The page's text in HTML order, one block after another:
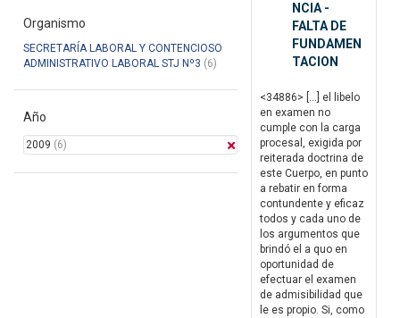
Organismo
SECRETARÍA LABORAL Y CONTENCIOSO
ADMINISTRATIVO LABORAL STJ Nº3 (6)
Año
2009 (6)
NCIA -
FALTA DE
FUNDAMEN
TACION
<34886> […] el libelo
en examen no
cumple con la carga
procesal, exigida por
reiterada doctrina de
este Cuerpo, en punto
a rebatir en forma
contundente y eficaz
todos y cada uno de
los argumentos que
brindó el a quo en
oportunidad de
efectuar el examen
de admisibilidad que
le es propio. Si, como